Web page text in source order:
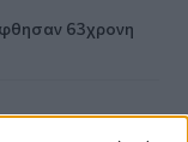
63χρονη